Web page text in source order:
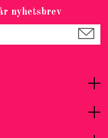
nyhetsbrev